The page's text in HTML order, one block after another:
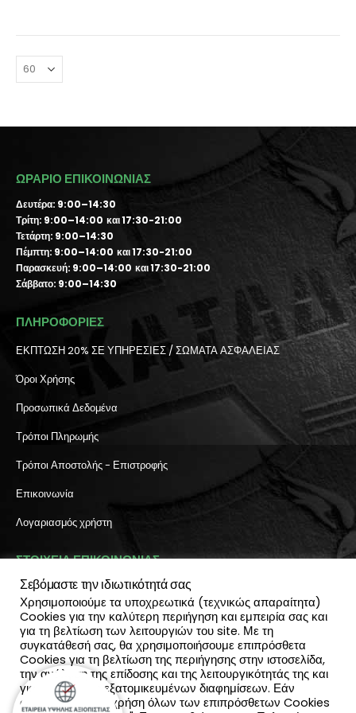
ΩΡΑΡΙΟ ΕΠΙΚΟΙΝΩΝΙΑΣ
Δευτέρα: 9:00–14:30
Τρίτη: 9:00–14:00 και 17:30-21:00
Τετάρτη: 9:00–14:30
Πέμπτη: 9:00–14:00 και 17:30-21:00
Παρασκευή: 9:00–14:00 και 17:30-21:00
Σάββατο: 9:00–14:30
ΠΛΗΡΟΦΟΡΙΕΣ
ΕΚΠΤΩΣΗ 20% ΣΕ ΥΠΗΡΕΣΙΕΣ / ΣΩΜΑΤΑ ΑΣΦΑΛΕΙΑΣ
Όροι Χρήσης
Προσωπικά Δεδομένα
Τρόποι Πληρωμής
Τρόποι Αποστολής - Επιστροφής
Επικοινωνία
Λογαριασμός χρήστη
ΣΤΟΙΧΕΙΑ ΕΠΙΚΟΙΝΩΝΙΑΣ
Διεύθυνση:
Πύλη Ιησού 6, Ηράκλειο Κρήτης
ΤΗΛΕΦΩΝΟ:
2810 300 657, 2810 390 668
(Viber & Watsapp): 6940812064
EMAIL:
info@katadromeasclub.gr
Σεβόμαστε την ιδιωτικότητά σας
Χρησιμοποιούμε τα υποχρεωτικά (τεχνικώς απαραίτητα)
Cookies για την καλύτερη περιήγηση και εμπειρία σας και
για τη βελτίωση των λειτουργιών του site. Με τη
συγκατάθεσή σας, θα χρησιμοποιήσουμε επιπρόσθετα
Cookies για τη βελτίωση της περιήγησης στην ιστοσελίδα,
την ανάλυση της επίδοσης και της λειτουργικότητάς της και
για την παροχή εξατομικευμένων διαφημίσεων. Εάν
συμφωνείς με τη χρήση όλων των επιπρόσθετων Cookies